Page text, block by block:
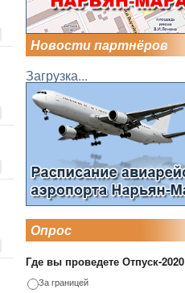
Новости партнёров
Загрузка...
Опрос
Где вы проведете Отпуск-2020
За границей